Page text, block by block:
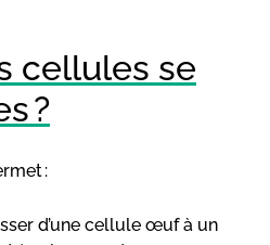
cellules se
?
:
d’une cellule œuf à un